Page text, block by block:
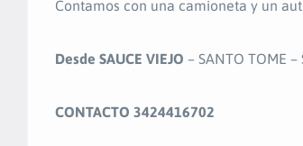
Contamos con una camioneta y un
Desde SAUCE VIEJO – SANTO TOME –
CONTACTO 3424416702